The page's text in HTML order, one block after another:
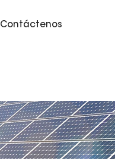
Contáctenos